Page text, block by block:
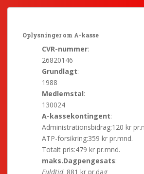
Oplysninger om A-kasse
CVR-nummer:
26820146
Grundlagt:
1988
Medlemstal:
130024
A-kassekontingent:
Administrationsbidrag:120 kr
ATP-forsikring:359 kr pr.mnd.
Totalt pris:479 kr pr.mnd.
maks.Dagpengesats:
Fuldtid: 881 kr pr.dag